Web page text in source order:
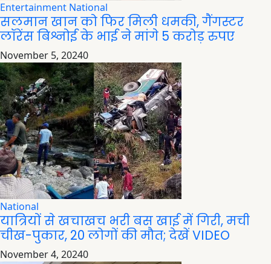
Entertainment National
सलमान खान को फिर मिली धमकी, गैंगस्टर
लॉरेंस बिश्नोई के भाई ने मांगे 5 करोड़ रुपए
November 5, 20240
National
यात्रियों से खचाखच भरी बस खाई में गिरी, मची
चीख-पुकार, 20 लोगों की मौत; देखें VIDEO
November 4, 20240